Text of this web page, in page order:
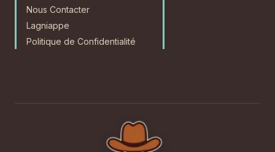
Nous Contacter
Lagniappe
Politique de Confidentialité